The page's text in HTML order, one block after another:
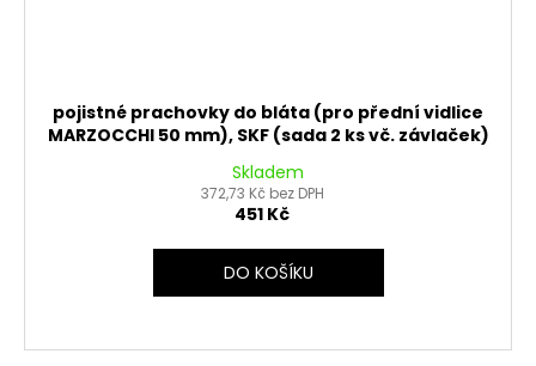
pojistné prachovky do bláta (pro přední vidlice
MARZOCCHI 50 mm), SKF (sada 2 ks vč. závlaček)
Skladem
372,73 Kč bez DPH
451 Kč
DO KOŠÍKU